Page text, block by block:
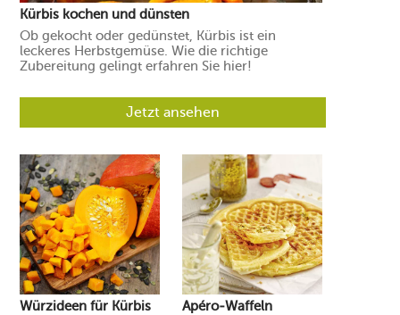
Kürbis kochen und dünsten
Ob gekocht oder gedünstet, Kürbis ist ein
leckeres Herbstgemüse. Wie die richtige
Zubereitung gelingt erfahren Sie hier!
Jetzt ansehen
Würzideen für Kürbis
Apéro-Waffeln